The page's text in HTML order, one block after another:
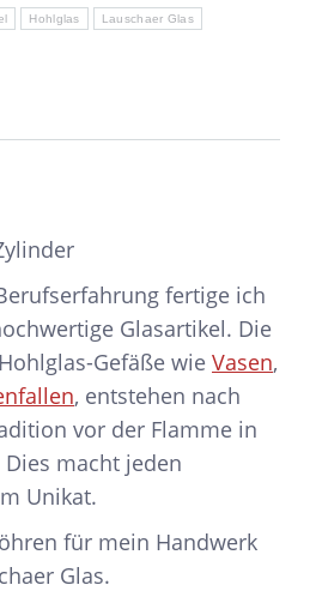
Hohlglas Lauschaer Glas
fertige ich
Glasartikel. Die
Gefäße wie Vasen,
, entstehen nach
vor der Flamme in
macht jeden
Unikat.
für mein Handwerk
Glas.